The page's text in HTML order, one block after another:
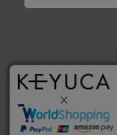
6.仮登録をする
とができます。
7.仮登録状態
に登録完了する
す。
Copyright